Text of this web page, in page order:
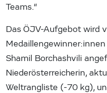
Teams.“
Das ÖJV-Aufgebot wird
Shamil Borchashvili
Niederösterreicherin,
Weltrangliste (-70 kg),